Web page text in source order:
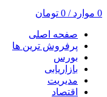
0 موارد /
0 تومان
صفحه اصلی
پرفروش ترین ها
بورس
بازاریابی
مدیریت
اقتصاد